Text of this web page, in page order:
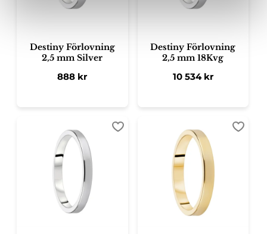
Destiny Förlovning
2,5 mm Silver
888 kr
Destiny Förlovning
2,5 mm 18Kvg
10 534kr
Lägg till i favoriter Lägg